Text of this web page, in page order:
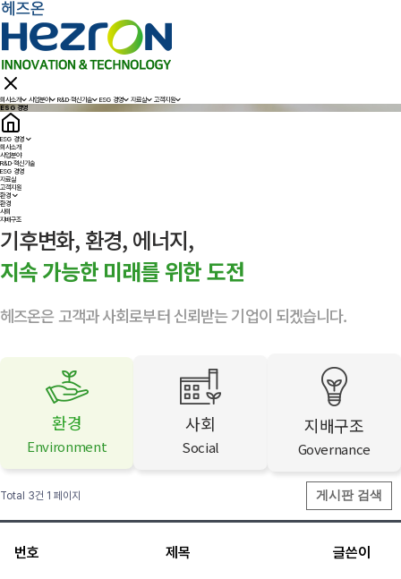
회사소개 사업분야 R&D·혁신기술 ESG 경영 자료실
고객지원
ESG 경영
ESG 경영
회사소개
사업분야
R&D·혁신기술
ESG 경영
자료실
고객지원
환경
환경
사회
지배구조
기후변화, 환경, 에너지,
지속 가능한 미래를 위한 도전
헤즈온은 고객과 사회로부터 신뢰받는 기업이 되겠습니다.
환경
Environment
사회
Social
지배구조
Governance
Total 3건 1 페이지 게시판 검색
번호 제목 글쓴이